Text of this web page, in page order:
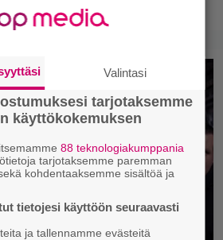
Valintasi
tarjotaksemme
käyttökokemuksen
88 teknologiakumppania
tarjotaksemme paremman
kohdentaaksemme sisältöä ja
tietojesi käyttöön seuraavasti
ja tallennamme evästeitä